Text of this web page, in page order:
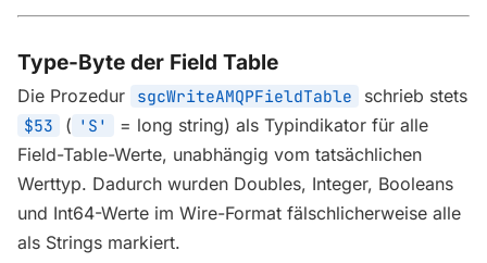
Type-Byte der Field Table
Die Prozedur sgcWriteAMQPFieldTable schrieb stets
$53 ( 'S'
= long string) als Typindikator für alle
Field-Table-Werte, unabhängig vom tatsächlichen
Werttyp. Dadurch wurden Doubles, Integer, Booleans
und Int64-Werte im Wire-Format fälschlicherweise alle
als Strings markiert.